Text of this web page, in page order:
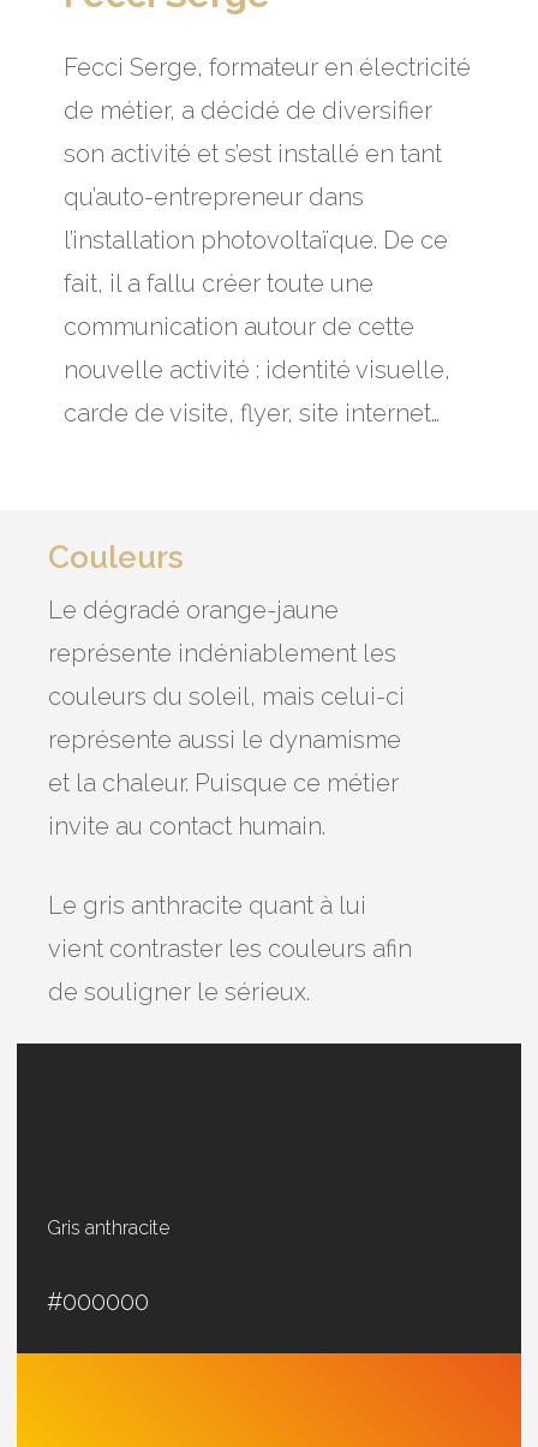
Fecci Serge, formateur en électricité
de métier, a décidé de diversifier
son activité et s’est installé en tant
qu’auto-entrepreneur dans
l’installation photovoltaïque. De ce
fait, il a fallu créer toute une
communication autour de cette
nouvelle activité : identité visuelle,
carde de visite, flyer, site internet…
Couleurs
Le dégradé orange-jaune
représente indéniablement les
couleurs du soleil, mais celui-ci
représente aussi le dynamisme
et la chaleur. Puisque ce métier
invite au contact humain.
Le gris anthracite quant à lui
vient contraster les couleurs afin
de souligner le sérieux.
Gris anthracite
#000000